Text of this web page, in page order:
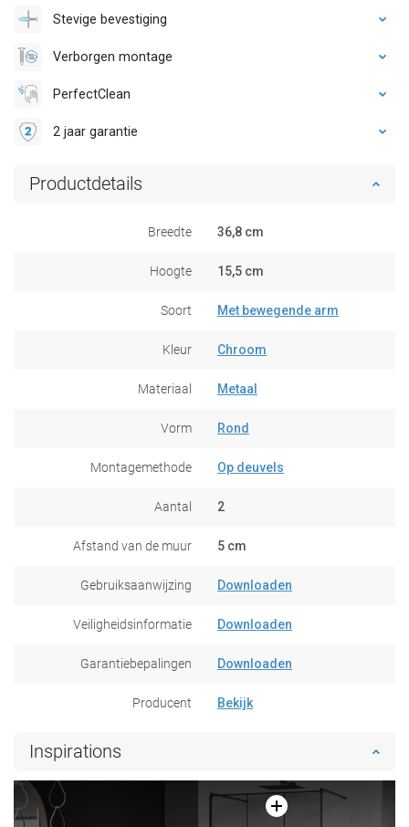
Stevige bevestiging
Verborgen montage
PerfectClean
2 jaar garantie
Productdetails
Breedte 36,8 cm
Hoogte 15,5 cm
Soort Met bewegende arm
Kleur Chroom
Materiaal Metaal
Vorm Rond
Montagemethode Op deuvels
Aantal 2
Afstand van de muur 5 cm
Gebruiksaanwijzing Downloaden
Veiligheidsinformatie Downloaden
Garantiebepalingen Downloaden
Producent Bekijk
Inspirations